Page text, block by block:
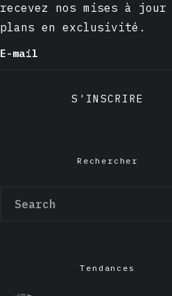
recevez nos mises à jour
plans en exclusivité.
E-mail
S'INSCRIRE
Rechercher
Tendances